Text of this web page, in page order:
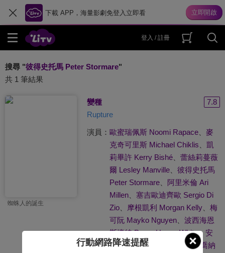
下載 APP，海量影劇免登入立即看
登入 / 註冊
搜尋 "彼得史托馬 Peter Stormare"
共 1 筆結果
蜘蛛人的誕生
變種
7.8
Rupture
演員： 歐蜜瑞佩斯 Noomi Rapace、 麥
克奇可里斯 Michael Chiklis
凱
莉畢許 Kerry Bishé、 蕾絲莉蔓薇
爾 Lesley Manville、 彼得史托馬
Peter Stormare、 阿里米倫 Ari
Millen、 塞吉歐迪齊歐 Sergio Di
Zio、 摩根凱利 Morgan Kelly、 梅
可阮 Mayko Nguyen、 波西海恩
斯懷特 Percy Hynes White、 安
德魯穆迪 Andrew Moodie、喬納
行動網路降速提醒